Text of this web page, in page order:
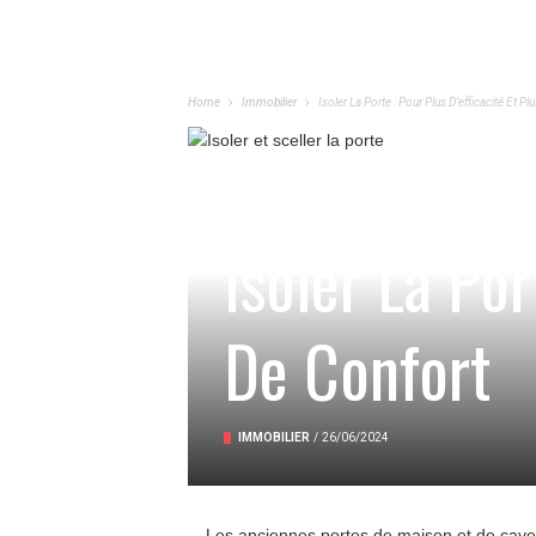
Home Immobilier Isoler La Porte : Pour Plus D’efficacité Et
Isoler La
De Confort
IMMOBILIER / 26/06/2024